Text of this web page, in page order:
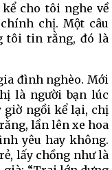
cho tôi nghe về
chị. Một câu
tôi tin rằng, đó là
đình nghèo. Mới
là người bạn lúc
giờ ngồi kể lại, chị
lần lên xe hoa
yêu hay không.
lấy chồng như là